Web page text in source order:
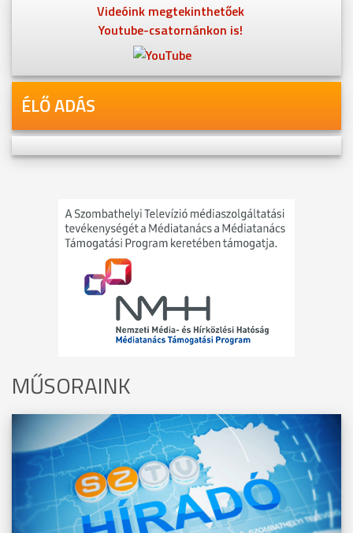
Videóink megtekinthetőek
Youtube-csatornánkon is!
ÉLŐ ADÁS
MŰSORAINK